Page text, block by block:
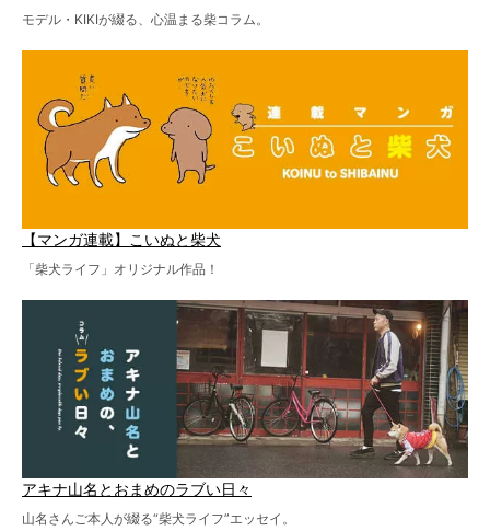
モデル・KIKIが綴る、心温まる柴コラム。
【マンガ連載】こいぬと柴犬
「柴犬ライフ」オリジナル作品！
アキナ山名とおまめのラブい日々
山名さんご本人が綴る“柴犬ライフ”エッセイ。